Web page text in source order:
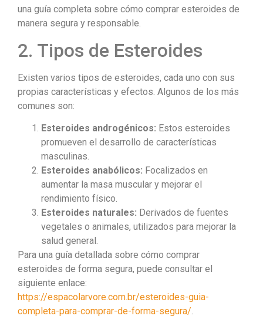
una guía completa sobre cómo comprar esteroides de
manera segura y responsable.
2. Tipos de Esteroides
Existen varios tipos de esteroides, cada uno con sus
propias características y efectos. Algunos de los más
comunes son:
Esteroides androgénicos: Estos esteroides
promueven el desarrollo de características
masculinas.
Esteroides anabólicos: Focalizados en
aumentar la masa muscular y mejorar el
rendimiento físico.
Esteroides naturales: Derivados de fuentes
vegetales o animales, utilizados para mejorar la
salud general.
Para una guía detallada sobre cómo comprar
esteroides de forma segura, puede consultar el
siguiente enlace:
https://espacolarvore.com.br/esteroides-guia-
completa-para-comprar-de-forma-segura/.